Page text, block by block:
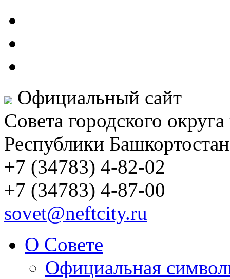
Официальный сайт
Совета городского
Республики Башкортостан
+7 (34783) 4-82-02
+7 (34783) 4-87-00
sovet@neftcity.ru
О Совете
Официальная